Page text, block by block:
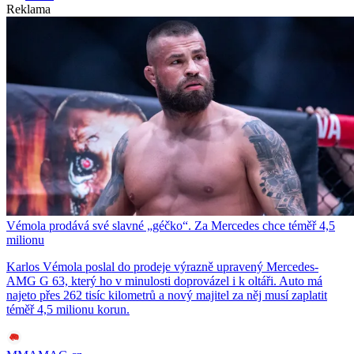
Reklama
Vémola prodává své slavné „géčko“. Za Mercedes chce téměř 4,5
milionu
Karlos Vémola poslal do prodeje výrazně upravený Mercedes-
AMG G 63, který ho v minulosti doprovázel i k oltáři. Auto má
najeto přes 262 tisíc kilometrů a nový majitel za něj musí zaplatit
téměř 4,5 milionu korun.